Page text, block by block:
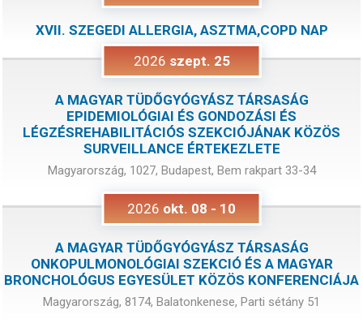
XVII. SZEGEDI ALLERGIA, ASZTMA,COPD NAP
2026 szept. 25
A MAGYAR TÜDŐGYÓGYÁSZ TÁRSASÁG
EPIDEMIOLÓGIAI ÉS GONDOZÁSI ÉS
LÉGZÉSREHABILITÁCIÓS SZEKCIÓJÁNAK KÖZÖS
SURVEILLANCE ÉRTEKEZLETE
Magyarország, 1027, Budapest, Bem rakpart 33-34
2026 okt. 08 - 10
A MAGYAR TÜDŐGYÓGYÁSZ TÁRSASÁG
ONKOPULMONOLÓGIAI SZEKCIÓ ÉS A MAGYAR
BRONCHOLÓGUS EGYESÜLET KÖZÖS KONFERENCIÁJA
Magyarország, 8174, Balatonkenese, Parti sétány 51